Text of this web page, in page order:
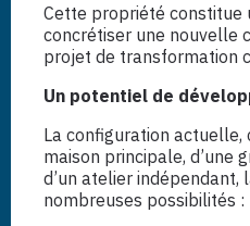
Cette propriété constitue
concrétiser une nouvelle
projet de transformation
Un potentiel de
La configuration actuelle,
maison principale, d’une
d’un atelier indépendant,
nombreuses possibilités :